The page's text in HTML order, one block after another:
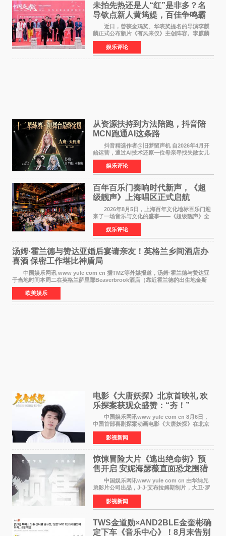
未拍先热还是人“红”是非多？名
导钦点新人黄筠媞，百佳争鸣霸
气回应
近日，曾获金鸡奖、华表奖提名的导演李麒
麟正式公布新片《有凤来仪》主创阵容。李麒麟
早年凭电影《华容道》获得金鸡奖、华表奖提
名，此后长期参与国内外电影制作，其担任制片
人参与的作品亦曾
娱乐评论
从资源扶持到方法陪跑，抖音陪
MCN跑通AI这条路
抖音精选作者@旧梦留声机 自2026年4月开
始运营，通过AI技术还原一位母亲寻找失散女儿
的故事，凭借强情感表达获得大量用户关注，发
布仅21小时便获得超1亿曝光、超1000万互动。
此后，账号持续沿
娱乐评论
百年百乐门奏响时代新声，《超
级靓声》上海唱区正式启航
2026年8月5日，上海百年文化地标百乐门迎
来了一场音乐与文化的盛事——《超级靓声》全
国励志音乐公益节目上海唱区新闻发布会暨启动
仪式在此隆重举行。各界领导、嘉宾与媒体朋友
齐聚一堂，共同
娱乐评论
汤姆·霍兰德与赞达亚婚后宴请亲友！英格兰乡间酒店办
喜酒 保密工作堪比神盾局
中国娱乐网讯 www yule com cn 据TMZ等外媒报道，汤姆·霍兰德与赞达亚
于当地时间本周二在英格兰萨里郡Beaverbrook酒店（靠近霍兰德的出生地金斯
顿）举办婚宴，邀请家人与朋友们喝喜酒，庆祝
欧美娱乐
电影《大唐妖探》北京首映礼 欢
乐探案获观众盛赞：“夯！”
中国娱乐网讯www yule com cn 8月6日，
中国首部喜剧探案动画电影《大唐妖探》在北京
举办电影首映礼。导演程腾、联合导演黄珉、总
制片人曹紫建、制片人李莹莹，配音导演张喆，
对白指导程寅，领
影视新闻
惊悚冒险大片《逃出绝命街》预
售开启 安妮海瑟薇直面恐龙围猎
中国娱乐网讯www yule com cn 由华纳兄
弟影片公司出品，J·J·艾布拉姆斯制片，大卫·罗
伯特·米切尔执导，好莱坞巨星安妮·海瑟薇和伊万
·麦克格雷格领衔主演的2026暑期惊悚冒险大片
《逃出绝
影视新闻
TWS金道勋×AND2BLE金奎彬确
定下车《音乐中心》！8月末告别